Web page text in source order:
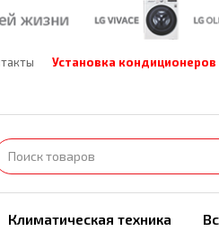
Установка кондиционеров
Климатическая техника